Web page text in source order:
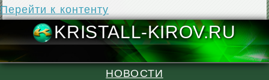
Перейти к контенту
KRISTALL-
НОВОСТИ